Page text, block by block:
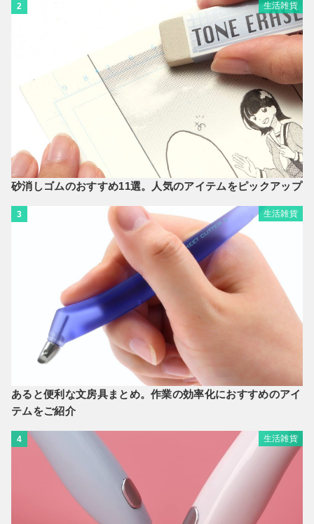
2 生活雑貨
砂消しゴムのおすすめ11選。人気のアイテムをピックアップ
3 生活雑貨
あると便利な文房具まとめ。作業の効率化におすすめのアイ
テムをご紹介
4 生活雑貨